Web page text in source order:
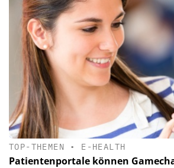
TOP-THEMEN • E-HEALTH
Patientenportale können